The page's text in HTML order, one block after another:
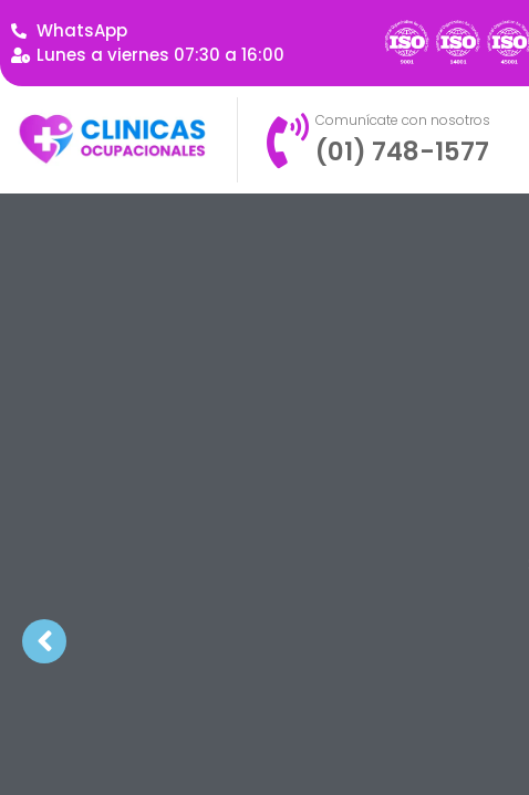
WhatsApp
Lunes a viernes 07:30 a 16:00
Comunícate con nosotros
(01) 748-1577